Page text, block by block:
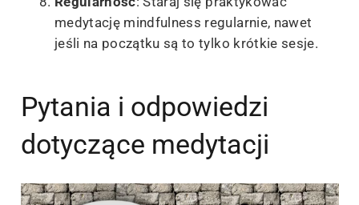
medytację mindfulness regularnie, nawet
jeśli na początku są to tylko krótkie sesje.
Pytania i odpowiedzi
dotyczące medytacji